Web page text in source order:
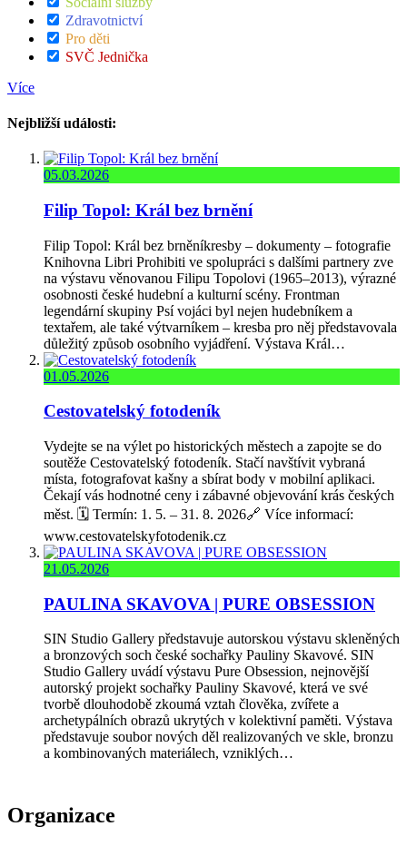
Zdravotnictví
Pro děti
SVČ Jednička
Více
Nejbližší události:
05.03.2026
Filip Topol: Král bez brnění
Filip Topol: Král bez brněníkresby – dokumenty – fotografie
Knihovna Libri Prohibiti ve spolupráci s dalšími partnery zve
na výstavu věnovanou Filipu Topolovi (1965–2013), výrazné
osobnosti české hudební a kulturní scény. Frontman
legendární skupiny Psí vojáci byl nejen hudebníkem a
textařem, ale také výtvarníkem – kresba pro něj představovala
důležitý způsob osobního vyjádření. Výstava Král…
01.05.2026
Cestovatelský fotodeník
Vydejte se na výlet po historických městech a zapojte se do
soutěže Cestovatelský fotodeník. Stačí navštívit vybraná
místa, fotografovat kašny a sbírat body v mobilní aplikaci.
Čekají vás hodnotné ceny i zábavné objevování krás českých
měst. 🗓️ Termín: 1. 5. – 31. 8. 2026🔗 Více informací:
www.cestovatelskyfotodenik.cz
21.05.2026
PAULINA SKAVOVA | PURE OBSESSION
SIN Studio Gallery představuje autorskou výstavu skleněných
a bronzových soch české sochařky Pauliny Skavové. SIN
Studio Gallery uvádí výstavu Pure Obsession, nejnovější
autorský projekt sochařky Pauliny Skavové, která ve své
tvorbě dlouhodobě zkoumá vztah člověka, zvířete a
archetypálních obrazů ukrytých v kolektivní paměti. Výstava
představuje soubor nových děl realizovaných ve skle, bronzu
a kombinovaných materiálech, vzniklých…
Organizace